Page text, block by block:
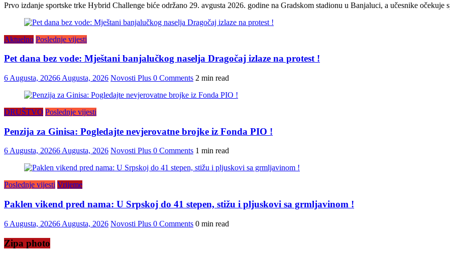
Prvo izdanje sportske trke Hybrid Challenge biće održano 29. avgusta 2026. godine na Gradskom stadionu u Banjaluci, a učesnike očekuje
Aktuelno Poslednje vijesti
Pet dana bez vode: Mještani banjalučkog naselja Dragočaj izlaze na protest !
6 Augusta, 20266 Augusta, 2026 Novosti Plus 0 Comments 2 min read
DRUŠTVO Poslednje vijesti
Penzija za Ginisa: Pogledajte nevjerovatne brojke iz Fonda PIO !
6 Augusta, 20266 Augusta, 2026 Novosti Plus 0 Comments 1 min read
Poslednje vijesti Vrijeme
Paklen vikend pred nama: U Srpskoj do 41 stepen, stižu i pljuskovi sa grmljavinom !
6 Augusta, 20266 Augusta, 2026 Novosti Plus 0 Comments 0 min read
Zipa photo